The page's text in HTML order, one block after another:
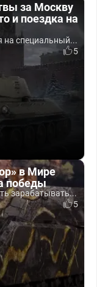
за Москву
и поездка на
на специальный...
5
в Мире
победы
зарабатывать...
5